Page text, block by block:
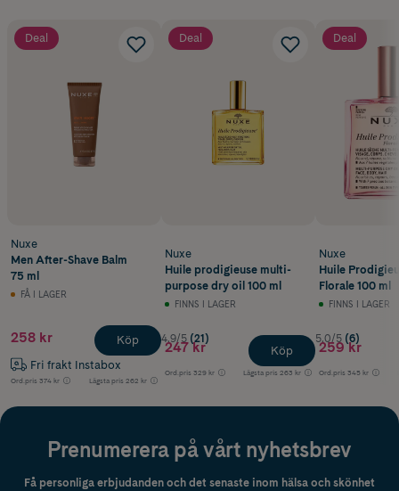
Deal
Nuxe
Men After-Shave Balm
75 ml
FÅ I LAGER
258 kr
Fri frakt Instabox
Ord.pris 374 kr Lägsta pris 262 kr
Köp
Deal
Nuxe
Huile prodigieuse multi-
purpose dry oil 100 ml
FINNS I LAGER
4.9/5 (21)
247 kr
Ord.pris 329 kr Lägsta pris 263 kr
Köp
Deal
Nuxe
Huile
Florale 100 ml
FINNS I LAGER
5.0/5 (6)
259 kr
Ord.pris 345 kr
Prenumerera på vårt nyhetsbrev
Få personliga erbjudanden och det senaste inom hälsa och skönhet